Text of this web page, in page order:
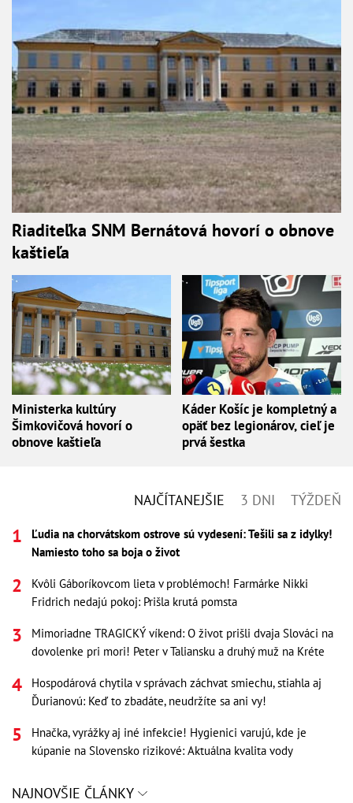
Riaditeľka SNM Bernátová hovorí o obnove
kaštieľa
Ministerka kultúry
Šimkovičová hovorí o
obnove kaštieľa
Káder Košíc je kompletný a
opäť bez legionárov, cieľ je
prvá šestka
NAJČÍTANEJŠIE 3 DNI TÝŽDEŇ
Ľudia na chorvátskom ostrove sú vydesení: Tešili sa z idylky!
Namiesto toho sa boja o život
Kvôli Gáboríkovcom lieta v problémoch! Farmárke Nikki
Fridrich nedajú pokoj: Prišla krutá pomsta
Mimoriadne TRAGICKÝ víkend: O život prišli dvaja Slováci na
dovolenke pri mori! Peter v Taliansku a druhý muž na Kréte
Hospodárová chytila v správach záchvat smiechu, stiahla aj
Ďurianovú: Keď to zbadáte, neudržíte sa ani vy!
Hnačka, vyrážky aj iné infekcie! Hygienici varujú, kde je
kúpanie na Slovensko rizikové: Aktuálna kvalita vody
NAJNOVŠIE ČLÁNKY